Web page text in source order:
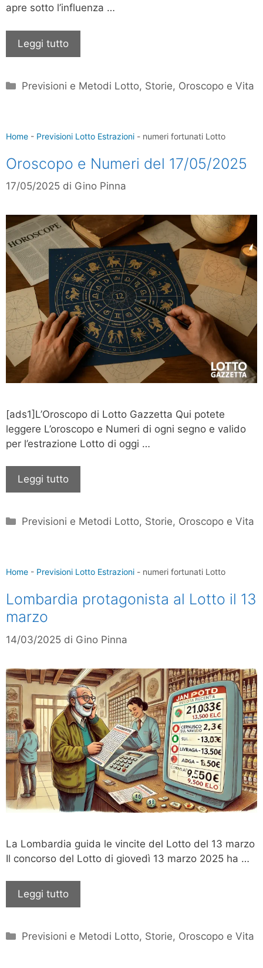
apre sotto l’influenza …
Leggi tutto
Categorie
Previsioni e Metodi Lotto, Storie, Oroscopo e Vita
Home - Previsioni Lotto Estrazioni - numeri fortunati Lotto
Oroscopo e Numeri del 17/05/2025
17/05/2025 di Gino Pinna
[ads1]L’Oroscopo di Lotto Gazzetta Qui potete
leggere L’oroscopo e Numeri di ogni segno e valido
per l’estrazione Lotto di oggi …
Leggi tutto
Categorie
Previsioni e Metodi Lotto, Storie, Oroscopo e Vita
Home - Previsioni Lotto Estrazioni - numeri fortunati Lotto
Lombardia protagonista al Lotto il 13
marzo
14/03/2025 di Gino Pinna
La Lombardia guida le vincite del Lotto del 13 marzo
Il concorso del Lotto di giovedì 13 marzo 2025 ha …
Leggi tutto
Categorie
Previsioni e Metodi Lotto, Storie, Oroscopo e Vita